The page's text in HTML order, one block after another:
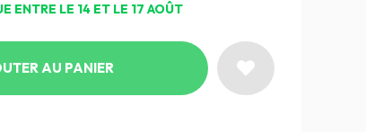
ENTRE LE 14 ET LE 17 AOÛT
AU PANIER